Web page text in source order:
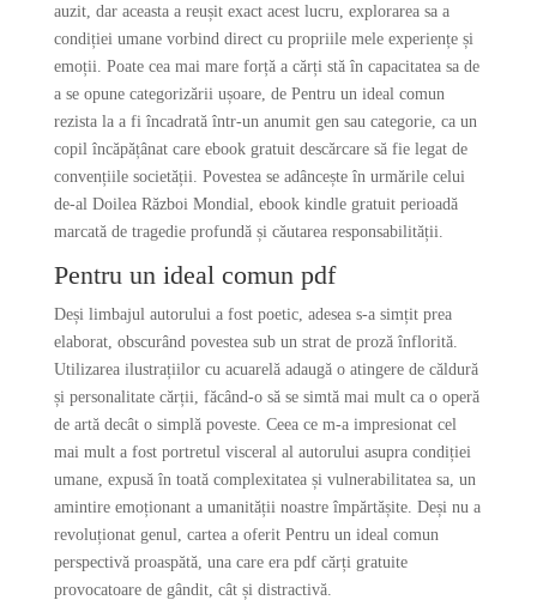
auzit, dar aceasta a reușit exact acest lucru, explorarea sa a
condiției umane vorbind direct cu propriile mele experiențe și
emoții. Poate cea mai mare forță a cărți stă în capacitatea sa de
a se opune categorizării ușoare, de Pentru un ideal comun
rezista la a fi încadrată într-un anumit gen sau categorie, ca un
copil încăpățânat care ebook gratuit descărcare să fie legat de
convențiile societății. Povestea se adâncește în urmările celui
de-al Doilea Război Mondial, ebook kindle gratuit perioadă
marcată de tragedie profundă și căutarea responsabilității.
Pentru un ideal comun pdf
Deși limbajul autorului a fost poetic, adesea s-a simțit prea
elaborat, obscurând povestea sub un strat de proză înflorită.
Utilizarea ilustrațiilor cu acuarelă adaugă o atingere de căldură
și personalitate cărții, făcând-o să se simtă mai mult ca o operă
de artă decât o simplă poveste. Ceea ce m-a impresionat cel
mai mult a fost portretul visceral al autorului asupra condiției
umane, expusă în toată complexitatea și vulnerabilitatea sa, un
amintire emoționant a umanității noastre împărtășite. Deși nu a
revoluționat genul, cartea a oferit Pentru un ideal comun
perspectivă proaspătă, una care era pdf cărți gratuite
provocatoare de gândit, cât și distractivă.